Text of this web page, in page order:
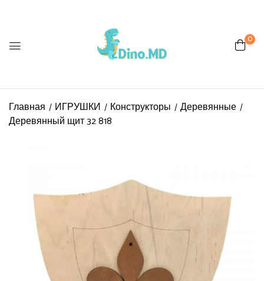
0
Главная ИГРУШКИ Конструкторы
Деревянные
Деревянный щит 32 818